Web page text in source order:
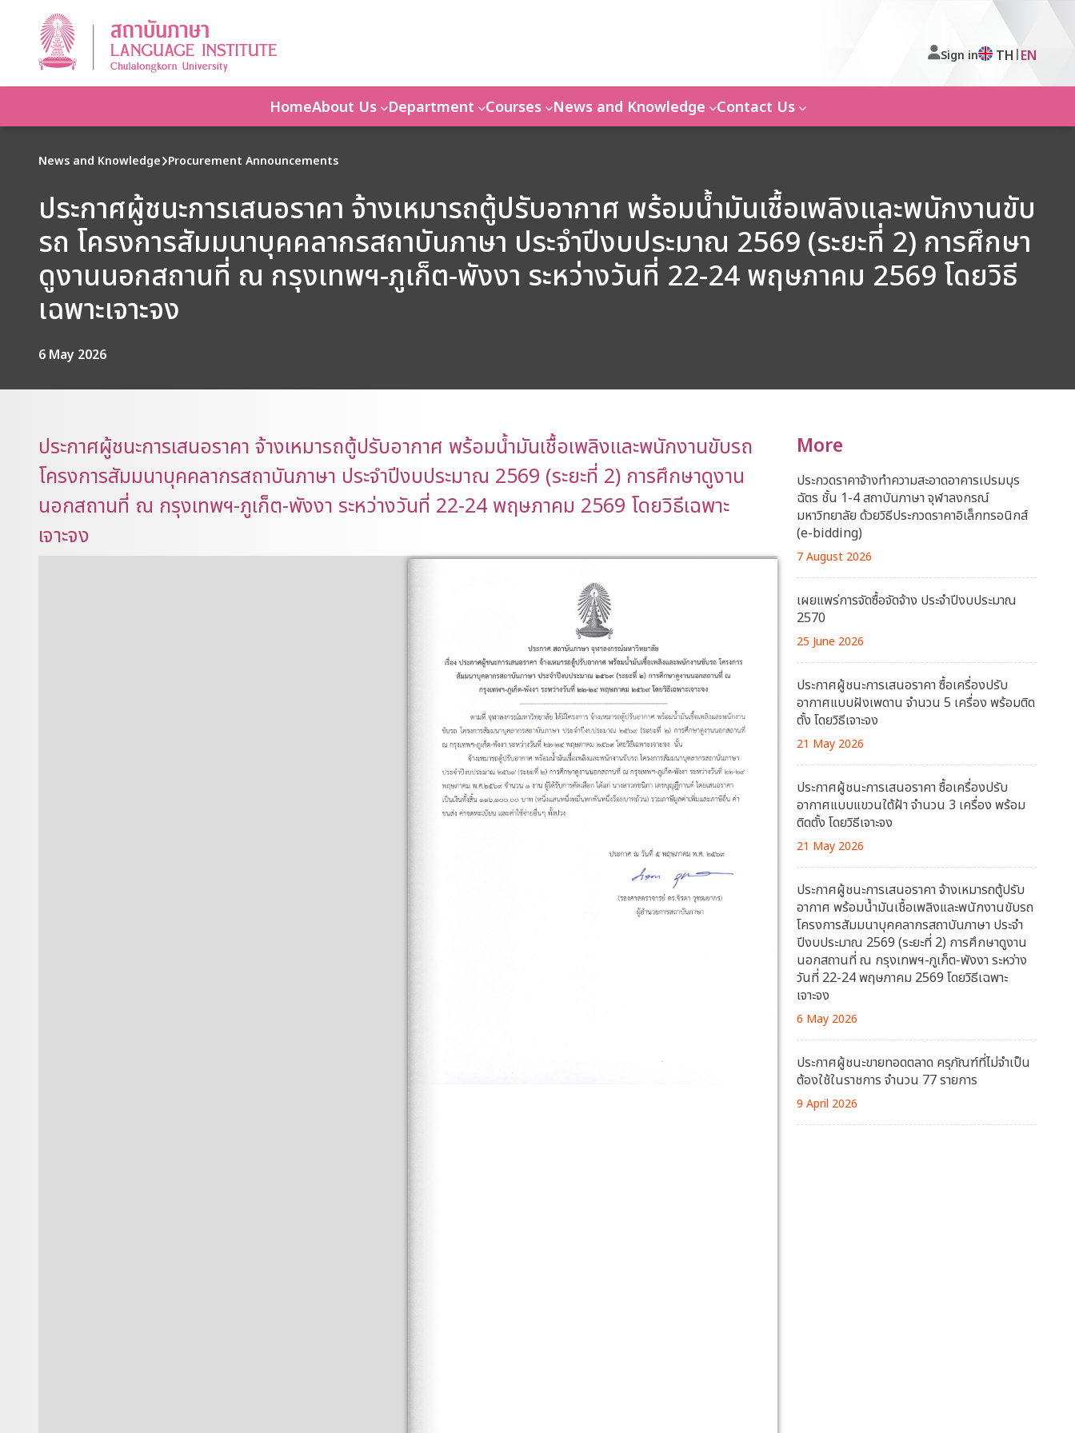
Sign in TH | EN
HomeAbout Us Department Courses News and Knowledge Contact Us
News and Knowledge Procurement Announcements
ประกาศผู้ชนะการเสนอราคา จ้างเหมารถตู้ปรับอากาศ พร้อมน้ำมันเชื้อเพลิงและพนักงานขับ
รถ โครงการสัมมนาบุคคลากรสถาบันภาษา ประจำปีงบประมาณ 2569 (ระยะที่ 2) การศึกษา
ดูงานนอกสถานที่ ณ กรุงเทพฯ-ภูเก็ต-พังงา ระหว่างวันที่ 22-24 พฤษภาคม 2569 โดยวิธี
เฉพาะเจาะจง
6 May 2026
ประกาศผู้ชนะการเสนอราคา จ้างเหมารถตู้ปรับอากาศ พร้อมน้ำมันเชื้อเพลิงและพนักงานขับรถ
โครงการสัมมนาบุคคลากรสถาบันภาษา ประจำปีงบประมาณ 2569 (ระยะที่ 2) การศึกษาดูงาน
นอกสถานที่ ณ กรุงเทพฯ-ภูเก็ต-พังงา ระหว่างวันที่ 22-24 พฤษภาคม 2569 โดยวิธีเฉพาะ
เจาะจง
More
ประกวดราคาจ้างทำความสะอาดอาคารเปรมบุร
ฉัตร ชั้น 1-4 สถาบันภาษา จุฬาลงกรณ์
มหาวิทยาลัย ด้วยวิธีประกวดราคาอิเล็กทรอนิกส์
(e-bidding)
7 August 2026
เผยแพร่การจัดซื้อจัดจ้าง ประจำปีงบประมาณ
2570
25 June 2026
ประกาศผู้ชนะการเสนอราคา ซื้อเครื่องปรับ
อากาศแบบฝังเพดาน จำนวน 5 เครื่อง พร้อมติด
ตั้ง โดยวิธีเจาะจง
21 May 2026
ประกาศผู้ชนะการเสนอราคา ซื้อเครื่องปรับ
อากาศแบบแขวนใต้ฝ้า จำนวน 3 เครื่อง พร้อม
ติดตั้ง โดยวิธีเจาะจง
21 May 2026
ประกาศผู้ชนะการเสนอราคา จ้างเหมารถตู้ปรับ
อากาศ พร้อมน้ำมันเชื้อเพลิงและพนักงานขับรถ
โครงการสัมมนาบุคคลากรสถาบันภาษา ประจำ
ปีงบประมาณ 2569 (ระยะที่ 2) การศึกษาดูงาน
นอกสถานที่ ณ กรุงเทพฯ-ภูเก็ต-พังงา ระหว่าง
วันที่ 22-24 พฤษภาคม 2569 โดยวิธีเฉพาะ
เจาะจง
6 May 2026
ประกาศผู้ชนะขายทอดตลาด ครุภัณฑ์ที่ไม่จำเป็น
ต้องใช้ในราชการ จำนวน 77 รายการ
9 April 2026